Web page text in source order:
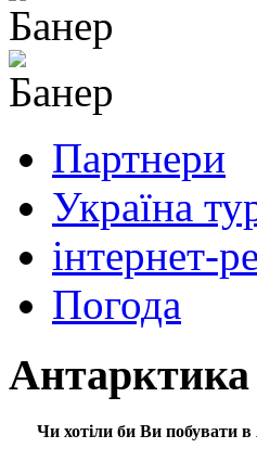
Партнери
Україна
інтернет-
Погода
Антарктика
Чи хотіли би Ви побувати в